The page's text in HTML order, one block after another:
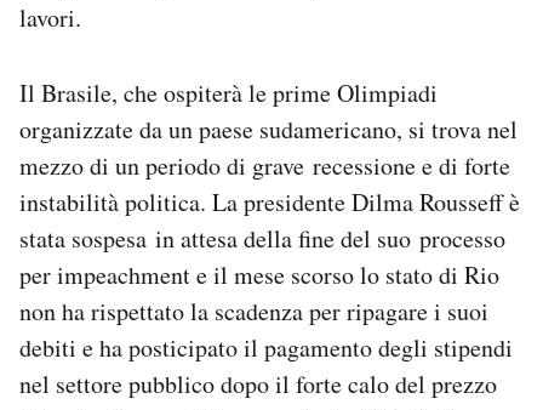
lavori.
Il Brasile, che ospiterà le prime Olimpiadi
organizzate da un paese sudamericano, si trova nel
mezzo di un periodo di grave recessione e di forte
instabilità politica. La presidente Dilma Rousseff è
stata sospesa in attesa della fine del suo processo
per impeachment e il mese scorso lo stato di Rio
non ha rispettato la scadenza per ripagare i suoi
debiti e ha posticipato il pagamento degli stipendi
nel settore pubblico dopo il forte calo del prezzo